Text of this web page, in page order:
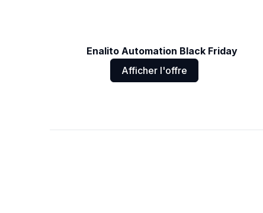
Enalito Automation Black Friday
Afficher l'offre